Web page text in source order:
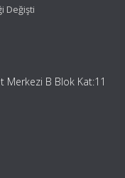
Değişti
Merkezi B Blok Kat:11